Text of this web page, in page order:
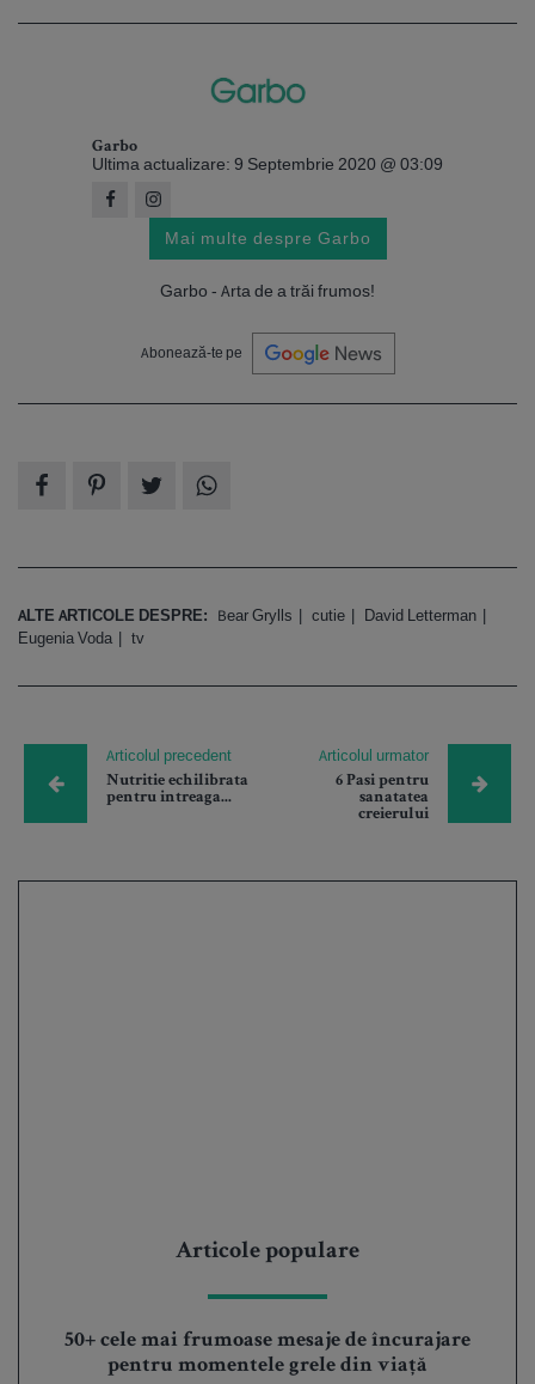
Garbo
Ultima actualizare: 9 Septembrie 2020 @ 03:09
Mai multe despre Garbo
Garbo - Arta de a trăi frumos!
Abonează-te pe
ALTE ARTICOLE DESPRE: Bear Grylls cutie
David Letterman
Eugenia Voda
tv
Articolul precedent
Nutritie echilibrata
pentru intreaga...
Articolul urmator
6 Pasi pentru
sanatatea
creierului
Articole populare
50+ cele mai frumoase mesaje de încurajare
pentru momentele grele din viață